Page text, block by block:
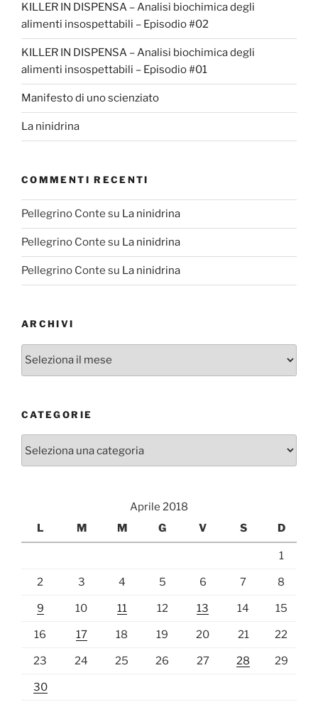
KILLER IN DISPENSA – Analisi biochimica degli
alimenti insospettabili – Episodio #02
KILLER IN DISPENSA – Analisi biochimica degli
alimenti insospettabili – Episodio #01
Manifesto di uno scienziato
La ninidrina
COMMENTI RECENTI
Pellegrino Conte su La ninidrina
Pellegrino Conte su La ninidrina
Pellegrino Conte su La ninidrina
ARCHIVI
Archivi
CATEGORIE
Aprile 2018
L
M M G V S D
1
2 3 4 5 6 7 8
9 10 11 12 13 14 15
16 17 18 19 20 21 22
23 24 25 26 27 28 29
30